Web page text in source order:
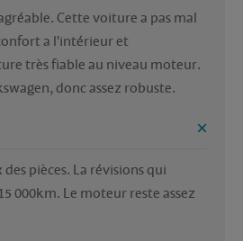
Cette voiture a pas mal
a l'intérieur et
très fiable au niveau moteur.
donc assez robuste.
pièces. La révisions qui
000km. Le moteur reste assez